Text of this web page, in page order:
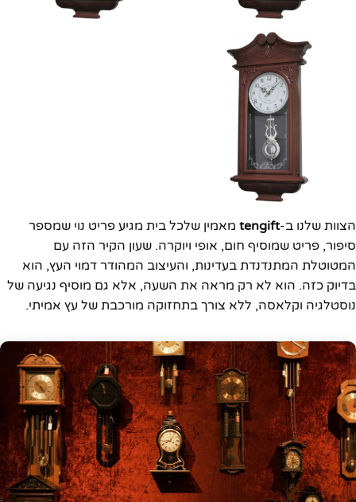
הצוות שלנו ב-tengift מאמין שלכל בית מגיע פריט נוי שמספר
סיפור, פריט שמוסיף חום, אופי ויוקרה. שעון הקיר הזה עם
המטוטלת המתנדנדת בעדינות, והעיצוב המהודר דמוי העץ, הוא
בדיוק כזה. הוא לא רק מראה את השעה, אלא גם מוסיף נגיעה של
נוסטלגיה וקלאסה, ללא צורך בתחזוקה מורכבת של עץ אמיתי.